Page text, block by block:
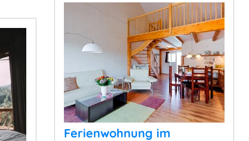
Ferienwohnung im